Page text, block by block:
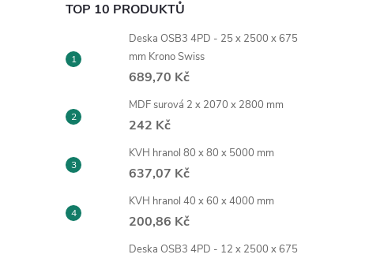
TOP 10 PRODUKTŮ
Deska OSB3 4PD - 25 x 2500 x 675
mm Krono Swiss
689,70 Kč
MDF surová 2 x 2070 x 2800 mm
242 Kč
KVH hranol 80 x 80 x 5000 mm
637,07 Kč
KVH hranol 40 x 60 x 4000 mm
200,86 Kč
Deska OSB3 4PD - 12 x 2500 x 675